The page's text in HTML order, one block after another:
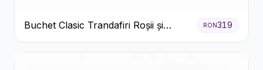
Buchet Clasic Trandafiri Roșii și
Eucalipt
RON319